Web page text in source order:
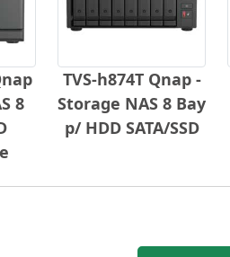
8
TVS-h874T Qnap -
Storage NAS 8 Bay
p/ HDD SATA/SSD